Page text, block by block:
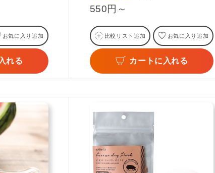
お気に入り追加
れる
550円～
比較リスト追加 お気に入り追加
カートに入れる